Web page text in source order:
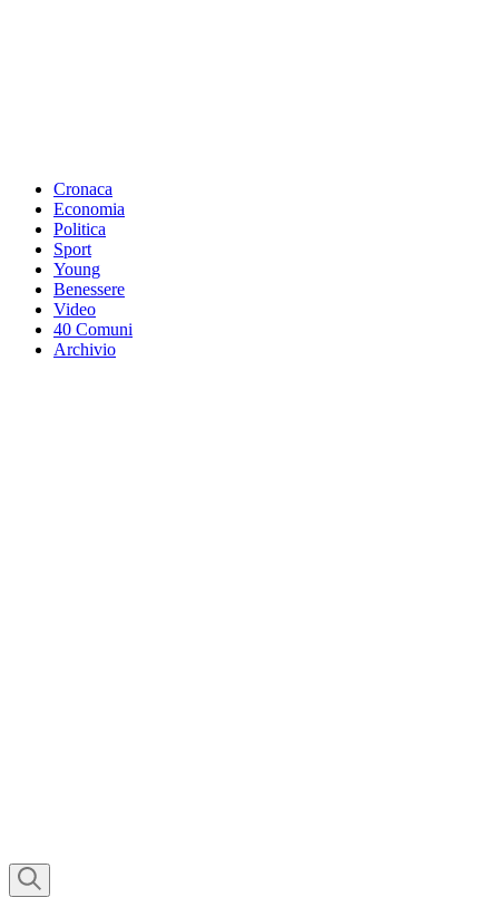
Cronaca
Economia
Politica
Sport
Young
Benessere
Video
40 Comuni
Archivio